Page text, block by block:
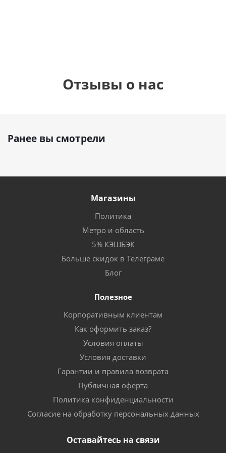
Отзывы о нас
Ранее вы смотрели
Магазины
Политика
Метро и область
5% КЭШБЭК
Больше скидок в Телеграме
Блог
Полезное
Корпоративным клиентам
Как оформить заказ?
Условия оплаты
Условия доставки
Гарантии и правила возврата
Публичная оферта
Политика конфиденциальности
Согласие на обработку персональных данных
Оставайтесь на связи